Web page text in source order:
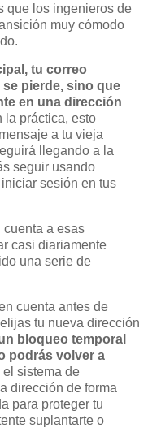
que los ingenieros de
muy cómodo
tu correo
pierde, sino que
en una dirección
la práctica, esto
a tu vieja
llegando a la
seguir usando
sesión en tus
cuenta a esas
casi diariamente
una serie de
cuenta antes de
tu nueva dirección
bloqueo temporal
podrás volver a
el sistema de
dirección de forma
para proteger tu
suplantarte o